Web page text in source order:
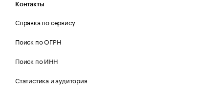
Контакты
Справка по сервису
Поиск по ОГРН
Поиск по ИНН
Статистика и аудитория